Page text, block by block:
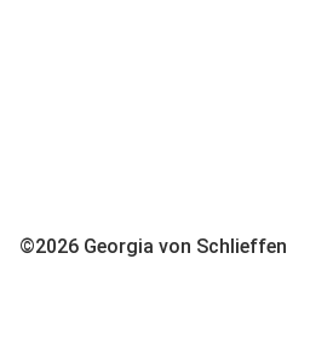
©2026 Georgia von Schlieffen